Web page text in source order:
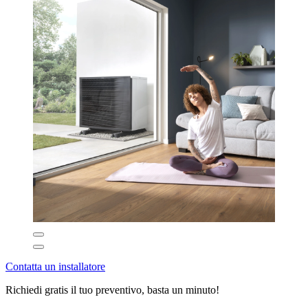
Contatta un installatore
Richiedi gratis il tuo preventivo, basta un minuto!